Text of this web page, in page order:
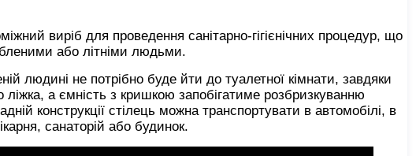
виріб для проведення санітарно-гігієнічних процедур, що
або літніми людьми.
людині не потрібно буде йти до туалетної кімнати, завдяки
а ємність з кришкою запобігатиме розбризкуванню
конструкції стілець можна транспортувати в автомобілі, в
санаторій або будинок.